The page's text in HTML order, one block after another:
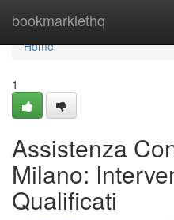
bookmarklethq
Home
Home
1
Assistenza
Milano:
Qualificati